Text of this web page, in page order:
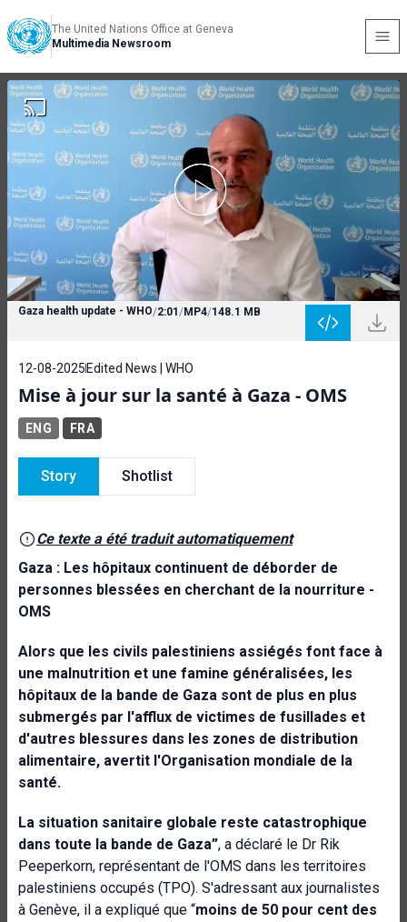
The United Nations Office at Geneva
Multimedia Newsroom
Gaza health update - WHO/2:01 /MP4/148.1 MB
12-08-2025 Edited News | WHO
Mise à jour sur la santé à Gaza - OMS
ENG FRA
Story Shotlist
Ce texte a été traduit automatiquement
Gaza : Les hôpitaux continuent de déborder de
personnes blessées en cherchant de la nourriture -
OMS
Alors que les civils palestiniens assiégés font face à
une malnutrition et une famine généralisées, les
hôpitaux de la bande de Gaza sont de plus en plus
submergés par l'afflux de victimes de fusillades et
d'autres blessures dans les zones de distribution
alimentaire, avertit l'Organisation mondiale de la
santé.
La situation sanitaire globale reste catastrophique
dans toute la bande de Gaza”, a déclaré le Dr Rik
Peeperkorn, représentant de l'OMS dans les territoires
palestiniens occupés (TPO). S'adressant aux journalistes
à Genève, il a expliqué que “moins de 50 pour cent des